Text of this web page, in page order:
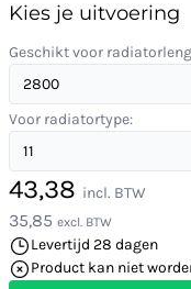
Kies je uitvoering
Geschikt voor
Voor radiatortype:
43,38 incl. BTW
35,85 excl. BTW
Levertijd 28 dagen
Product kan niet